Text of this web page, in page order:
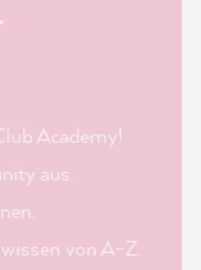
Academy!
aus.
von A-Z.